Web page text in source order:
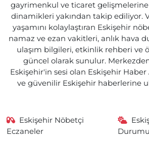
gayrimenkul ve ticaret
dinamikleri yakından takip ediliyor.
yaşamını kolaylaştıran Eskişehir
namaz ve ezan vakitleri, anlık hava
ulaşım bilgileri, etkinlik rehberi ve
güncel olarak sunulur.
Eskişehir'in sesi olan Eskişehir Haber
ve güvenilir Eskişehir haberlerine
Eskişehir Nöbetçi
Eczaneler
Durumu